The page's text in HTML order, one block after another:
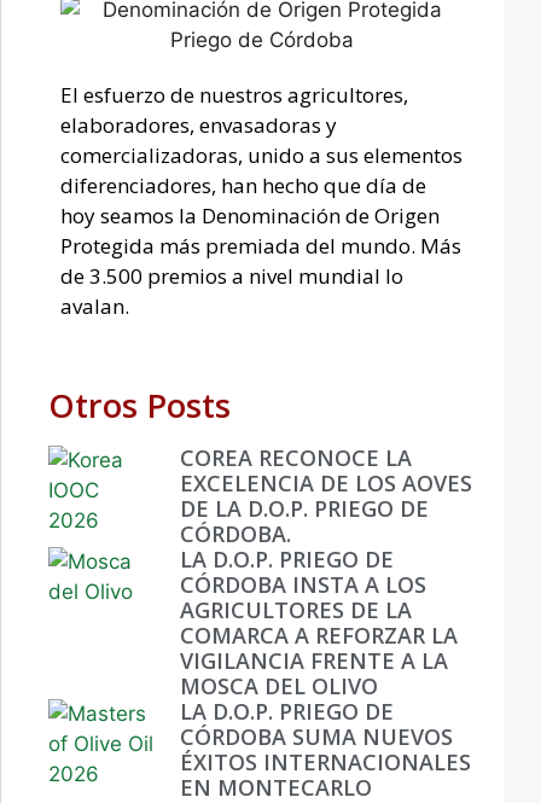
El esfuerzo de nuestros agricultores,
elaboradores, envasadoras y
comercializadoras, unido a sus elementos
diferenciadores, han hecho que día de
hoy seamos la Denominación de Origen
Protegida más premiada del mundo. Más
de 3.500 premios a nivel mundial lo
avalan.
Otros Posts
COREA RECONOCE LA
EXCELENCIA DE LOS AOVES
DE LA D.O.P. PRIEGO DE
CÓRDOBA.
LA D.O.P. PRIEGO DE
CÓRDOBA INSTA A LOS
AGRICULTORES DE LA
COMARCA A REFORZAR LA
VIGILANCIA FRENTE A LA
MOSCA DEL OLIVO
LA D.O.P. PRIEGO DE
CÓRDOBA SUMA NUEVOS
ÉXITOS INTERNACIONALES
EN MONTECARLO